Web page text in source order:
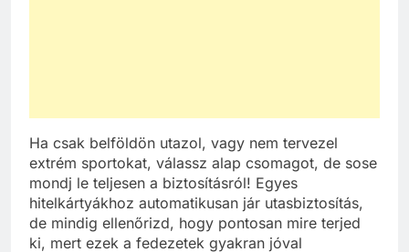
Ha csak belföldön utazol, vagy nem tervezel
extrém sportokat, válassz alap csomagot, de sose
mondj le teljesen a biztosításról! Egyes
hitelkártyákhoz automatikusan jár utasbiztosítás,
de mindig ellenőrizd, hogy pontosan mire terjed
ki, mert ezek a fedezetek gyakran jóval